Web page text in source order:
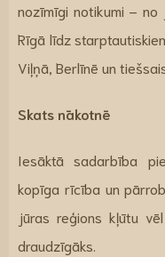
nozīmīgi notikumi –
Rīgā līdz
Viļņā, Berlīnē un
Skats nākotnē
Iesāktā sadarbība
kopīga rīcība un
jūras reģions kļūtu
draudzīgāks.